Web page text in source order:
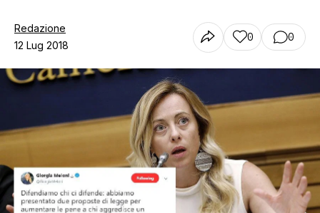
Chi siamo
Contatti
Redazione
12 Lug 2018
0 0